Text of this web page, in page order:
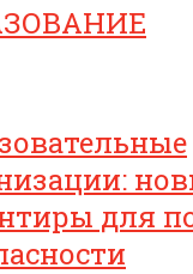
для